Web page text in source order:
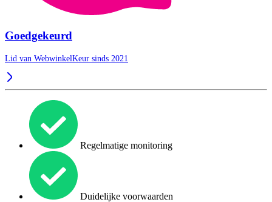
Goedgekeurd
Lid van WebwinkelKeur sinds 2021
Regelmatige monitoring
Duidelijke voorwaarden